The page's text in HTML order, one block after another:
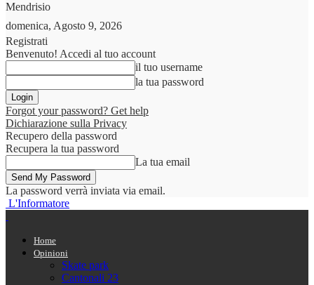
Mendrisio
domenica, Agosto 9, 2026
Registrati
Benvenuto! Accedi al tuo account
il tuo username
la tua password
Forgot your password? Get help
Dichiarazione sulla Privacy
Recupero della password
Recupera la tua password
La tua email
La password verrà inviata via email.
L'Informatore
Home
Opinioni
Skate park
Cantonali 23